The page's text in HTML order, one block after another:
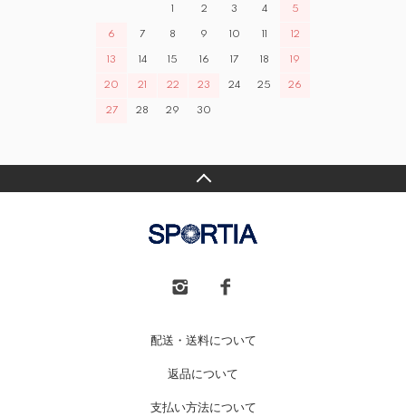
1 2 3 4 5
6 7 8 9 10 11 12
13 14 15 16 17 18 19
20 21 22 23 24 25 26
27 28 29 30
配送・送料について
返品について
支払い方法について